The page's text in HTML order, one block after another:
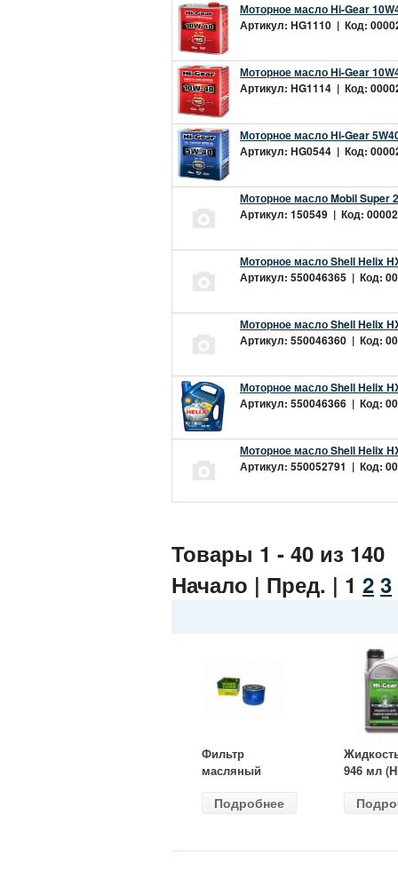
Моторное масло Hi-Gear
Артикул: HG1110 | Код:
Моторное масло Hi-Gear
Артикул: HG1114 | Код:
Моторное масло Hi-Gear
Артикул: HG0544 | Код:
Моторное масло Mobil Super
Артикул: 150549 | Код:
Моторное масло Shell Helix
Артикул: 550046365 | Код:
Моторное масло Shell Helix
Артикул: 550046360 | Код:
Моторное масло Shell Helix
Артикул: 550046366 | Код:
Моторное масло Shell Helix
Артикул: 550052791 | Код:
Товары 1 - 40 из 140
Начало | Пред. | 1 2 3
Фильтр
масляный
(MANN) W
Подробнее
946 мл